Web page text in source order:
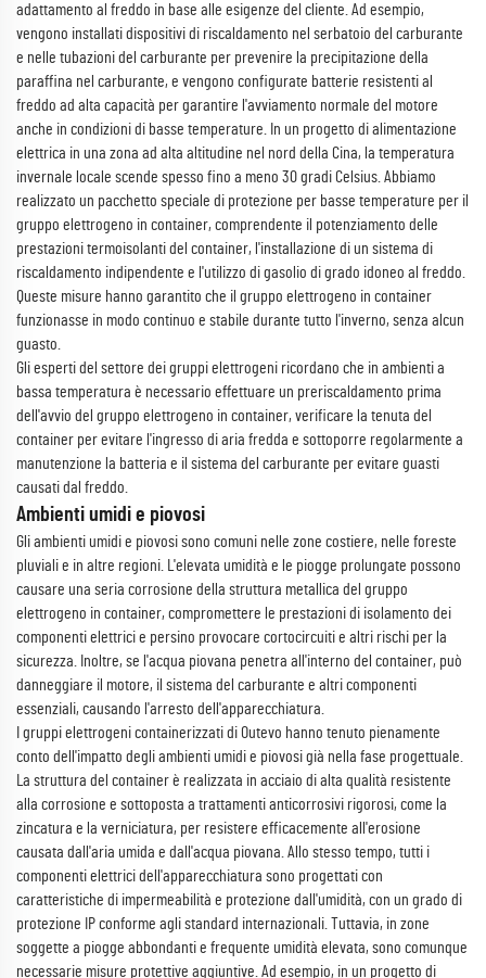
adattamento al freddo in base alle esigenze del cliente. Ad esempio,
vengono installati dispositivi di riscaldamento nel serbatoio del carburante
e nelle tubazioni del carburante per prevenire la precipitazione della
paraffina nel carburante, e vengono configurate batterie resistenti al
freddo ad alta capacità per garantire l'avviamento normale del motore
anche in condizioni di basse temperature. In un progetto di alimentazione
elettrica in una zona ad alta altitudine nel nord della Cina, la temperatura
invernale locale scende spesso fino a meno 30 gradi Celsius. Abbiamo
realizzato un pacchetto speciale di protezione per basse temperature per il
gruppo elettrogeno in container, comprendente il potenziamento delle
prestazioni termoisolanti del container, l'installazione di un sistema di
riscaldamento indipendente e l'utilizzo di gasolio di grado idoneo al freddo.
Queste misure hanno garantito che il gruppo elettrogeno in container
funzionasse in modo continuo e stabile durante tutto l'inverno, senza alcun
guasto.
Gli esperti del settore dei gruppi elettrogeni ricordano che in ambienti a
bassa temperatura è necessario effettuare un preriscaldamento prima
dell'avvio del gruppo elettrogeno in container, verificare la tenuta del
container per evitare l'ingresso di aria fredda e sottoporre regolarmente a
manutenzione la batteria e il sistema del carburante per evitare guasti
causati dal freddo.
Ambienti umidi e piovosi
Gli ambienti umidi e piovosi sono comuni nelle zone costiere, nelle foreste
pluviali e in altre regioni. L'elevata umidità e le piogge prolungate possono
causare una seria corrosione della struttura metallica del gruppo
elettrogeno in container, compromettere le prestazioni di isolamento dei
componenti elettrici e persino provocare cortocircuiti e altri rischi per la
sicurezza. Inoltre, se l'acqua piovana penetra all'interno del container, può
danneggiare il motore, il sistema del carburante e altri componenti
essenziali, causando l'arresto dell'apparecchiatura.
I gruppi elettrogeni containerizzati di Outevo hanno tenuto pienamente
conto dell'impatto degli ambienti umidi e piovosi già nella fase progettuale.
La struttura del container è realizzata in acciaio di alta qualità resistente
alla corrosione e sottoposta a trattamenti anticorrosivi rigorosi, come la
zincatura e la verniciatura, per resistere efficacemente all'erosione
causata dall'aria umida e dall'acqua piovana. Allo stesso tempo, tutti i
componenti elettrici dell'apparecchiatura sono progettati con
caratteristiche di impermeabilità e protezione dall'umidità, con un grado di
protezione IP conforme agli standard internazionali. Tuttavia, in zone
soggette a piogge abbondanti e frequente umidità elevata, sono comunque
necessarie misure protettive aggiuntive. Ad esempio, in un progetto di